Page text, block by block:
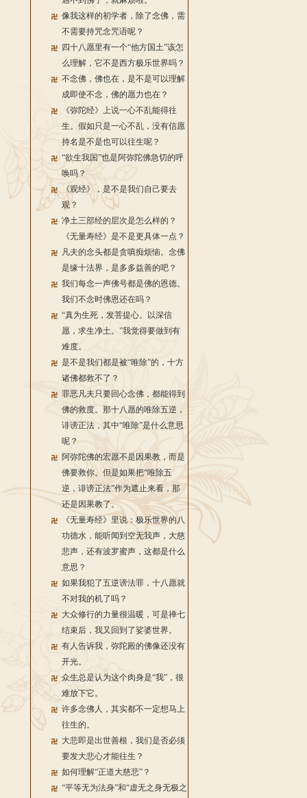
像我这样的初学者，除了念佛，需
不需要持咒念咒语呢？
四十八愿里有一个“他方国土”该怎
么理解，它不是西方极乐世界吗？
不念佛，佛也在，是不是可以理解
成即使不念，佛的愿力也在？
《弥陀经》上说一心不乱能得往
生。假如只是一心不乱，没有信愿
持名是不是也可以往生呢？
“欲生我国”也是阿弥陀佛急切的呼
唤吗？
《观经》，是不是我们自己要去
观？
净土三部经的层次是怎么样的？
《无量寿经》是不是更具体一点？
凡夫的念头都是贪嗔痴烦恼。念佛
是缘十法界，是多多益善的吧？
我们每念一声佛号都是佛的恩德。
我们不念时佛恩还在吗？
“真为生死，发菩提心。以深信
愿，求生净土。”我觉得要做到有
难度。
是不是我们都是被“唯除”的，十方
诸佛都救不了？
罪恶凡夫只要回心念佛，都能得到
佛的救度。那十八愿的唯除五逆，
诽谤正法，其中“唯除”是什么意思
呢？
阿弥陀佛的宏愿不是因果教，而是
佛要救你。但是如果把“唯除五
逆，诽谤正法”作为遮止来看，那
还是因果教了。
《无量寿经》里说：极乐世界的八
功德水，能听闻到空无我声，大慈
悲声，还有波罗蜜声，这都是什么
意思？
如果我犯了五逆谤法罪，十八愿就
不对我的机了吗？
大众修行的力量很温暖，可是禅七
结束后，我又回到了娑婆世界。
有人告诉我，弥陀殿的佛像还没有
开光。
众生总是认为这个肉身是“我”，很
难放下它。
许多念佛人，其实都不一定想马上
往生的。
大悲即是出世善根，我们是否必须
要发大悲心才能往生？
如何理解“正道大慈悲”？
“平等无为法身”和“虚无之身无极之